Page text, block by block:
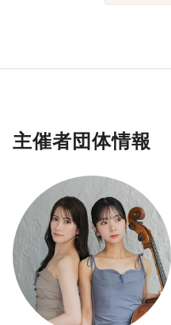
主催者団体情報